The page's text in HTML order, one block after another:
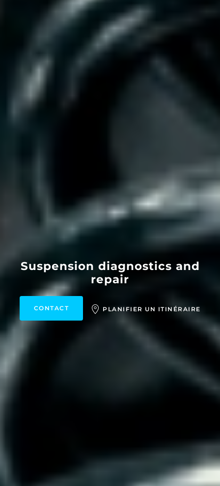
Suspension diagnostics and
repair
CONTACT PLANIFIER UN ITINÉRAIRE